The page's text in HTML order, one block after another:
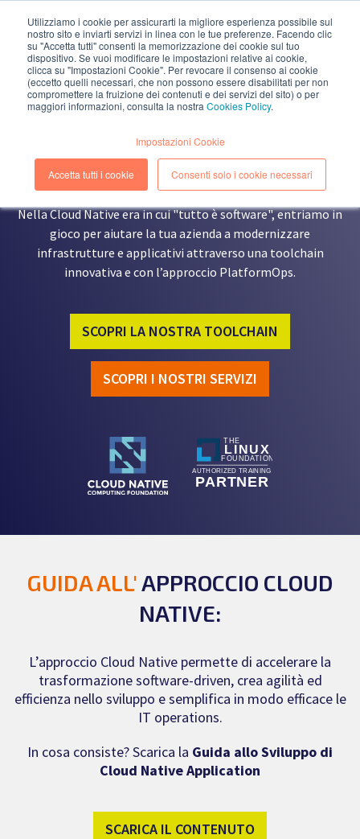
Utilizziamo i cookie per assicurarti la migliore esperienza possibile sul
nostro sito e inviarti servizi in linea con le tue preferenze. Facendo clic
su "Accetta tutti" consenti la memorizzazione dei cookie sul tuo
dispositivo. Se vuoi modificare le impostazioni relative ai cookie,
clicca su "Impostazioni Cookie". Per revocare il consenso ai cookie
(eccetto quelli necessari, che non possono essere disabilitati per non
compromettere la fruizione dei contenuti e dei servizi del sito) o per
maggiori informazioni, consulta la nostra Cookies Policy.
Impostazioni Cookie
Accetta tutti i cookie Consenti solo i cookie necessari
EN IT
SIAMO LACLOUD NATIVE
POWER HOUSE
PER POTENZIARE IL TUO BUSINESS
Nella Cloud Native era in cui "tutto è software", entriamo in
gioco per aiutare la tua azienda a modernizzare
infrastrutture e applicativi attraverso una toolchain
innovativa e con l’approccio PlatformOps.
SCOPRI LA NOSTRA TOOLCHAIN
SCOPRI I NOSTRI SERVIZI
GUIDA ALL' APPROCCIO CLOUD
NATIVE:
L’approccio Cloud Native permette di accelerare la
trasformazione software-driven, crea agilità ed
efficienza nello sviluppo e semplifica in modo efficace le
IT operations.
In cosa consiste? Scarica la Guida allo Sviluppo di
Cloud Native Application
SCARICA IL CONTENUTO